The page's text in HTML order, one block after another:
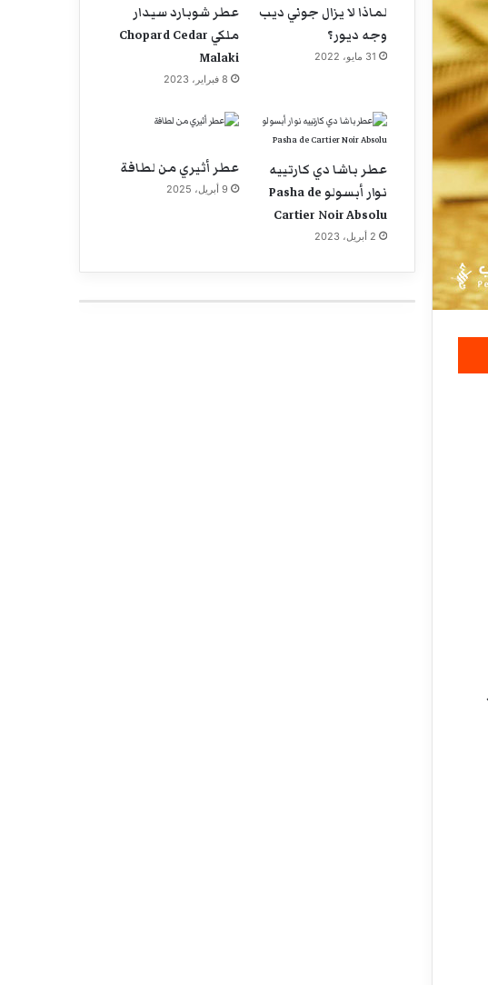
لماذا لا يزال جوني ديب
وجه ديور؟
31 مايو، 2022
عطر شوبارد سيدار
ملكي Chopard Cedar
Malaki
8 فبراير، 2023
عطر باشا دي كارتييه
نوار أبسولو Pasha de
Cartier Noir Absolu
2 أبريل، 2023
عطر أثيري من لطافة
9 أبريل، 2025